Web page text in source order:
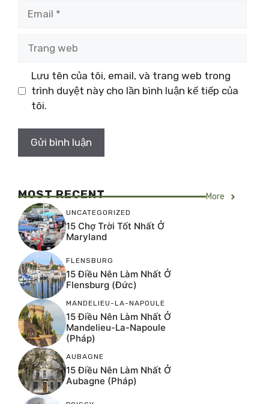
web
Lưu tên của tôi, email, và trang web trong
trình duyệt này cho lần bình luận kế tiếp của
tôi.
MOST RECENT More
UNCATEGORIZED
15 Chợ Trời Tốt Nhất Ở
Maryland
FLENSBURG
15 Điều Nên Làm Nhất Ở
Flensburg (Đức)
MANDELIEU-LA-NAPOULE
15 Điều Nên Làm Nhất Ở
Mandelieu-La-Napoule
(Pháp)
AUBAGNE
15 Điều Nên Làm Nhất Ở
Aubagne (Pháp)